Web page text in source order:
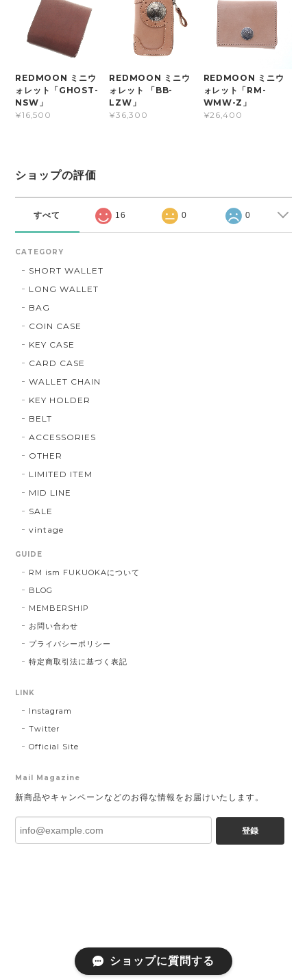
REDMOON ミニウ
ォレット「GHOST-
NSW」
¥16,500
REDMOON ミニウ
ォレット 「BB-
LZW」
¥36,300
REDMOON ミニウ
ォレット「RM-
WMW-Z」
¥26,400
ショップの評価
すべて 16 0 0
CATEGORY
SHORT WALLET
LONG WALLET
BAG
COIN CASE
KEY CASE
CARD CASE
WALLET CHAIN
KEY HOLDER
BELT
ACCESSORIES
OTHER
LIMITED ITEM
MID LINE
SALE
vintage
GUIDE
RM ism FUKUOKAについて
BLOG
MEMBERSHIP
お問い合わせ
プライバシーポリシー
特定商取引法に基づく表記
LINK
Instagram
Twitter
Official Site
Mail Magazine
新商品やキャンペーンなどのお得な情報をお届けいたします。
登録
ショップに質問する